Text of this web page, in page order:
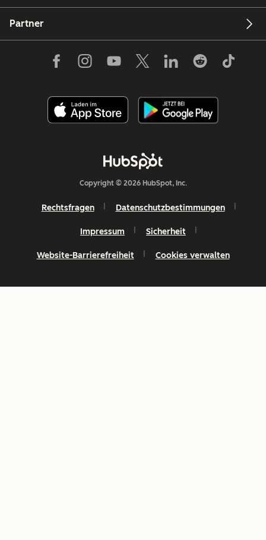
Partner
Copyright © 2026 HubSpot, Inc.
Rechtsfragen Datenschutzbestimmungen
Impressum Sicherheit
Website-Barrierefreiheit Cookies verwalten